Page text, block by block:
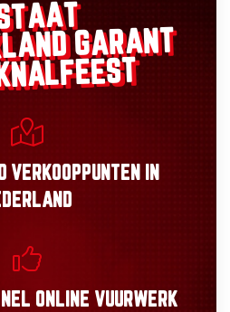
GARANT
VERKOOPPUNTEN
IN
ONLINE VUURWERK